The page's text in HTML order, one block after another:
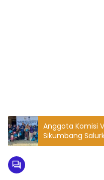
Anggota Komisi
Sikumbang
Kepada